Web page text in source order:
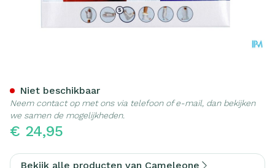
€ 24,95
Niet beschikbaar
Neem contact op met ons via telefoon of e-mail, dan bekijken
we samen de mogelijkheden.
Bekijk alle producten van Cameleone